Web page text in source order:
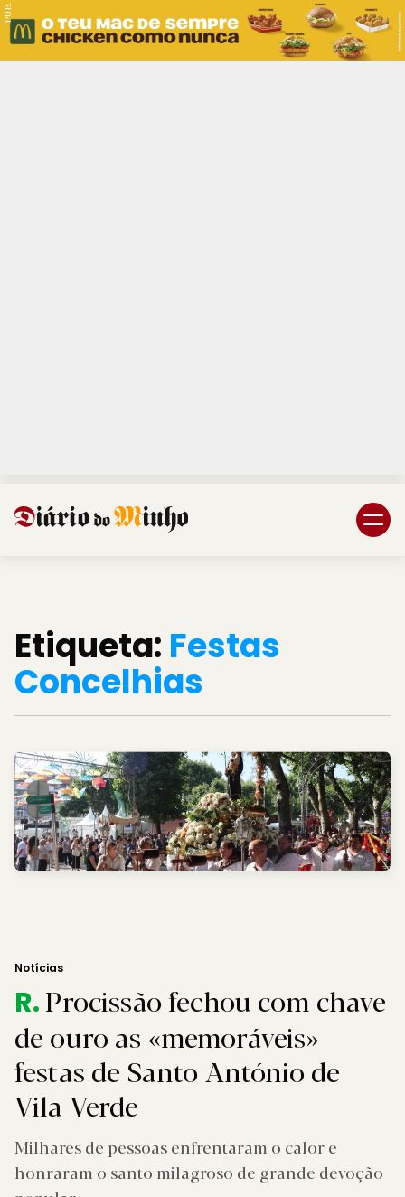
PUB.
Etiqueta: Festas
Concelhias
Notícias
R.Procissão fechou com chave
de ouro as «memoráveis»
festas de Santo António de
Vila Verde
Milhares de pessoas enfrentaram o calor e
honraram o santo milagroso de grande devoção